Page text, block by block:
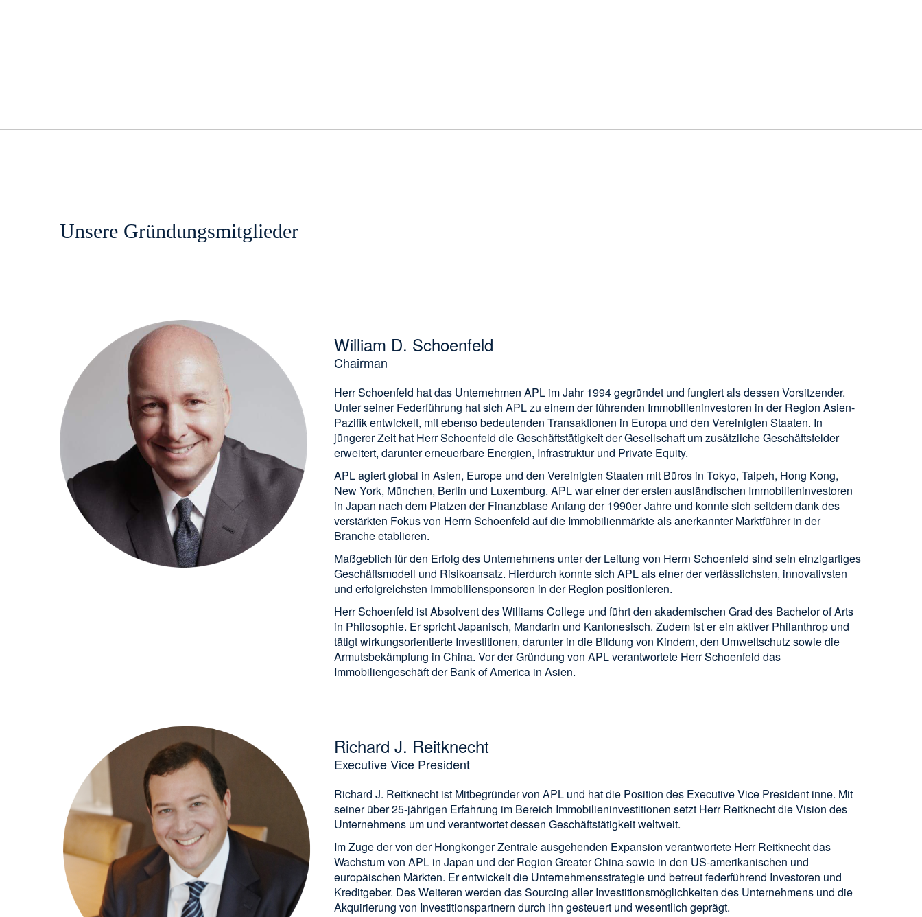
Unsere Gründungsmitglieder
William D. Schoenfeld
Chairman
Herr Schoenfeld hat das Unternehmen APL im Jahr 1994 gegründet und fungiert als dessen Vorsitzender.
Unter seiner Federführung hat sich APL zu einem der führenden Immobilieninvestoren in der Region Asien-
Pazifik entwickelt, mit ebenso bedeutenden Transaktionen in Europa und den Vereinigten Staaten. In
jüngerer Zeit hat Herr Schoenfeld die Geschäftstätigkeit der Gesellschaft um zusätzliche Geschäftsfelder
erweitert, darunter erneuerbare Energien, Infrastruktur und Private Equity.
APL agiert global in Asien, Europe und den Vereinigten Staaten mit Büros in Tokyo, Taipeh, Hong Kong,
New York, München, Berlin und Luxemburg. APL war einer der ersten ausländischen Immobilieninvestoren
in Japan nach dem Platzen der Finanzblase Anfang der 1990er Jahre und konnte sich seitdem dank des
verstärkten Fokus von Herrn Schoenfeld auf die Immobilienmärkte als anerkannter Marktführer in der
Branche etablieren.
Maßgeblich für den Erfolg des Unternehmens unter der Leitung von Herrn Schoenfeld sind sein einzigartiges
Geschäftsmodell und Risikoansatz. Hierdurch konnte sich APL als einer der verlässlichsten, innovativsten
und erfolgreichsten Immobiliensponsoren in der Region positionieren.
Herr Schoenfeld ist Absolvent des Williams College und führt den akademischen Grad des Bachelor of Arts
in Philosophie. Er spricht Japanisch, Mandarin und Kantonesisch. Zudem ist er ein aktiver Philanthrop und
tätigt wirkungsorientierte Investitionen, darunter in die Bildung von Kindern, den Umweltschutz sowie die
Armutsbekämpfung in China. Vor der Gründung von APL verantwortete Herr Schoenfeld das
Immobiliengeschäft der Bank of America in Asien.
Richard J. Reitknecht
Executive Vice President
Richard J. Reitknecht ist Mitbegründer von APL und hat die Position des Executive Vice President inne. Mit
seiner über 25-jährigen Erfahrung im Bereich Immobilieninvestitionen setzt Herr Reitknecht die Vision des
Unternehmens um und verantwortet dessen Geschäftstätigkeit weltweit.
Im Zuge der von der Hongkonger Zentrale ausgehenden Expansion verantwortete Herr Reitknecht das
Wachstum von APL in Japan und der Region Greater China sowie in den US-amerikanischen und
europäischen Märkten. Er entwickelt die Unternehmensstrategie und betreut federführend Investoren und
Kreditgeber. Des Weiteren werden das Sourcing aller Investitionsmöglichkeiten des Unternehmens und die
Akquirierung von Investitionspartnern durch ihn gesteuert und wesentlich geprägt.